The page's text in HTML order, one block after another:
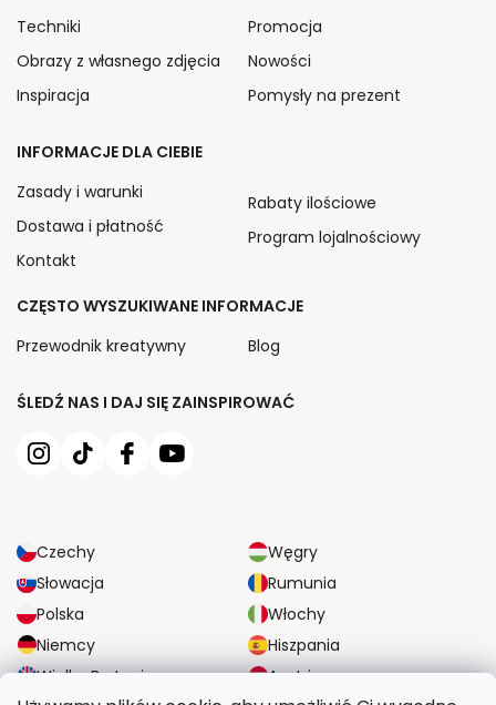
ŚLEDŹ NAS I DAJ SIĘ ZAINSPIROWAĆ
Czechy
Węgry
Słowacja
Rumunia
Polska
Włochy
Niemcy
Hiszpania
Wielka Brytania
Austria
Techniki
Obrazy z własnego zdjęcia
Inspiracja
Promocja
Nowości
Pomysły na prezent
INFORMACJE DLA CIEBIE
Zasady i warunki
Dostawa i płatność
Kontakt
Rabaty ilościowe
Program lojalnościowy
CZĘSTO WYSZUKIWANE INFORMACJE
Przewodnik kreatywny
Blog